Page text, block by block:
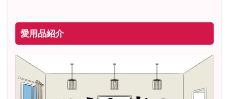
愛用品紹介